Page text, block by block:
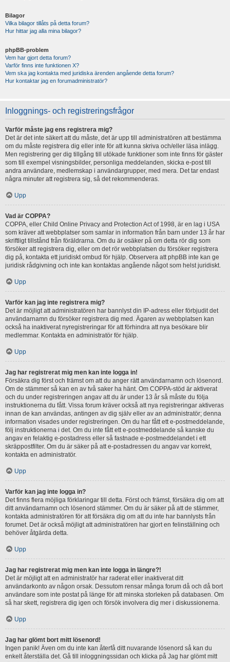
Bilagor
Vilka bilagor tillåts på detta forum?
Hur hittar jag alla mina bilagor?
phpBB-problem
Vem har gjort detta forum?
Varför finns inte funktionen X?
Vem ska jag kontakta med juridiska ärenden angående detta forum?
Hur kontaktar jag en forumadministratör?
Inloggnings- och registreringsfrågor
Varför måste jag ens registrera mig?
Det är det inte säkert att du måste, det är upp till administratören att bestämma
om du måste registrera dig eller inte för att kunna skriva och/eller läsa inlägg.
Men registrering ger dig tillgång till utökade funktioner som inte finns för gäster
som till exempel visningsbilder, personliga meddelanden, skicka e-post till
andra användare, medlemskap i användargrupper, med mera. Det tar endast
några minuter att registrera sig, så det rekommenderas.
Upp
Vad är COPPA?
COPPA, eller Child Online Privacy and Protection Act of 1998, är en lag i USA
som kräver att webbplatser som samlar in information från barn under 13 år har
skriftligt tillstånd från föräldrarna. Om du är osäker på om detta rör dig som
försöker att registrera dig, eller om det rör webbplatsen du försöker registrera
dig på, kontakta ett juridiskt ombud för hjälp. Observera att phpBB inte kan ge
juridisk rådgivning och inte kan kontaktas angående något som helst juridiskt.
Upp
Varför kan jag inte registrera mig?
Det är möjligt att administratören har bannlyst din IP-adress eller förbjudit det
användarnamn du försöker registrera dig med. Ägaren av webbplatsen kan
också ha inaktiverat nyregistreringar för att förhindra att nya besökare blir
medlemmar. Kontakta en administratör för hjälp.
Upp
Jag har registrerat mig men kan inte logga in!
Försäkra dig först och främst om att du anger rätt användarnamn och lösenord.
Om de stämmer så kan en av två saker ha hänt. Om COPPA-stöd är aktiverat
och du under registreringen angav att du är under 13 år så måste du följa
instruktionerna du fått. Vissa forum kräver också att nya registreringar aktiveras
innan de kan användas, antingen av dig själv eller av an administratör; denna
information visades under registreringen. Om du har fått ett e-postmeddelande,
följ instruktionerna i det. Om du inte fått ett e-postmeddelande så kanske du
angav en felaktig e-postadress eller så fastnade e-postmeddelandet i ett
skräppostfilter. Om du är säker på att e-postadressen du angav var korrekt,
kontakta en administratör.
Upp
Varför kan jag inte logga in?
Det finns flera möjliga förklaringar till detta. Först och främst, försäkra dig om att
ditt användarnamn och lösenord stämmer. Om du är säker på att de stämmer,
kontakta administratören för att försäkra dig om att du inte har bannlysts från
forumet. Det är också möjligt att administratören har gjort en felinställning och
behöver åtgärda detta.
Upp
Jag har registrerat mig men kan inte logga in längre?!
Det är möjligt att en administratör har raderat eller inaktiverat ditt
användarkonto av någon orsak. Dessutom rensar många forum då och då bort
användare som inte postat på länge för att minska storleken på databasen. Om
så har skett, registrera dig igen och försök involvera dig mer i diskussionerna.
Upp
Jag har glömt bort mitt lösenord!
Ingen panik! Även om du inte kan återfå ditt nuvarande lösenord så kan du
enkelt återställa det. Gå till inloggningssidan och klicka på Jag har glömt mitt